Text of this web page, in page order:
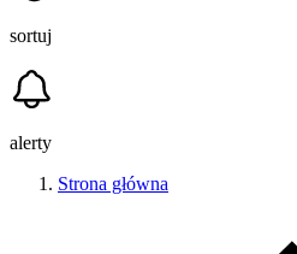
sortuj
alerty
Strona główna